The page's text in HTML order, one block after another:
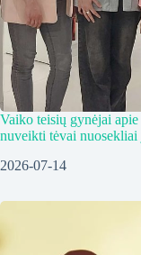
Vaiko teisių gynėjai
nuveikti tėvai nuosekliai
2026-07-14